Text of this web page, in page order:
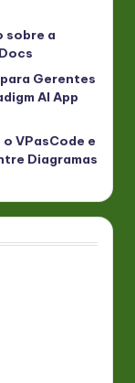
sobre a
Gerentes
AI App
VPasCode e
Diagramas